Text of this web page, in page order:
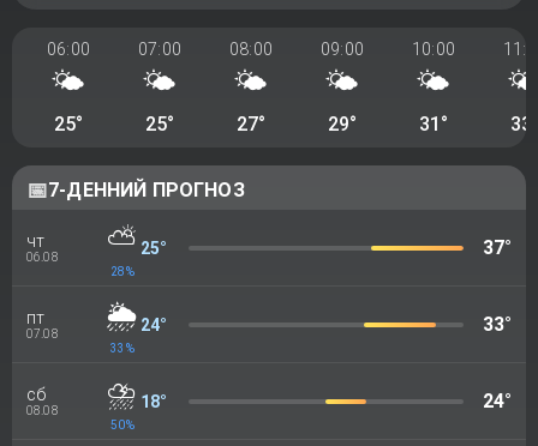
06:00
🌤️
25°
07:00
🌤️
25°
08:00
🌤️
27°
09:00
🌤️
29°
10:00
🌤️
31°
📅7-ДЕННИЙ ПРОГНОЗ
чт
06.08
⛅
28%
25° 37°
пт
07.08
🌦️
33%
24° 33°
сб
08.08
⛈️
50%
18° 24°